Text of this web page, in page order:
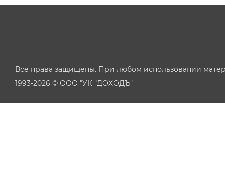
Все права защищены. При любом использовании
1993-2026 © ООО "УК "ДОХОДЪ"